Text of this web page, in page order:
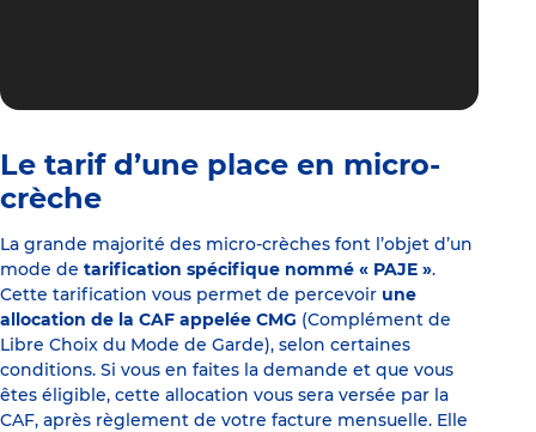
Le tarif d’une place en micro-
crèche
La grande majorité des micro-crèches font l’objet d’un
mode de tarification spécifique nommé « PAJE ».
Cette tarification vous permet de percevoir une
allocation de la CAF appelée CMG (Complément de
Libre Choix du Mode de Garde), selon certaines
conditions. Si vous en faites la demande et que vous
êtes éligible, cette allocation vous sera versée par la
CAF, après règlement de votre facture mensuelle. Elle